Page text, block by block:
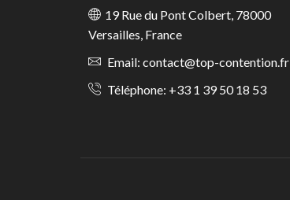
19 Rue du Pont Colbert, 78000
Versailles, France
Email: contact@top-contention.fr
Téléphone: +33 1 39 50 18 53